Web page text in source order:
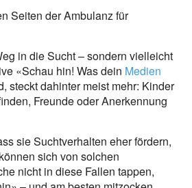
Seiten der Ambulanz für
in die Sucht – sondern vielleicht
«Schau hin! Was dein Medien
steckt dahinter meist mehr: Kinder
Freunde oder Anerkennung
sie Suchtverhalten eher fördern,
sich von solchen
nicht in diese Fallen tappen,